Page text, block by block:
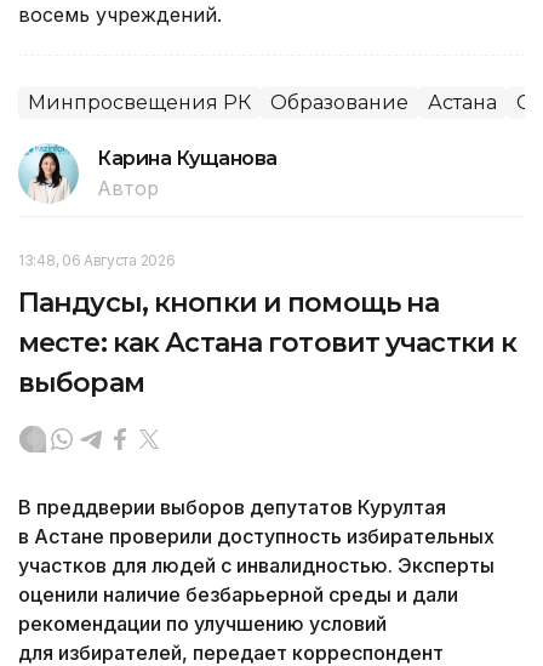
восемь учреждений.
Минпросвещения РК Образование Астана
Карина Кущанова
Автор
13:48, 06 Августа 2026
Пандусы, кнопки и помощь на
месте: как Астана готовит участки к
выборам
В преддверии выборов депутатов Курултая
в Астане проверили доступность избирательных
участков для людей с инвалидностью. Эксперты
оценили наличие безбарьерной среды и дали
рекомендации по улучшению условий
для избирателей, передает корреспондент